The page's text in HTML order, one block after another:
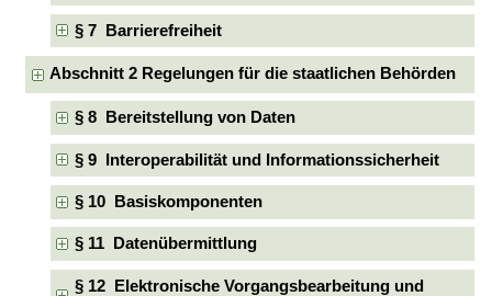
§ 7 Barrierefreiheit
Abschnitt 2 Regelungen für die staatlichen Behörden
§ 8 Bereitstellung von Daten
§ 9 Interoperabilität und Informationssicherheit
§ 10 Basiskomponenten
§ 11 Datenübermittlung
§ 12 Elektronische Vorgangsbearbeitung und